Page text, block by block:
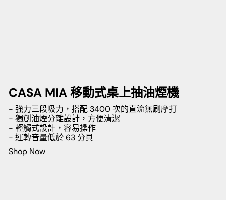
CASA MIA 移動式桌上抽油煙機
- 強力三段吸力，搭配 3400 次的直流無刷摩打
- 獨創油煙分離設計，方便清潔
- 輕觸式設計，容易操作
- 運轉音量低於 63 分貝
Shop Now